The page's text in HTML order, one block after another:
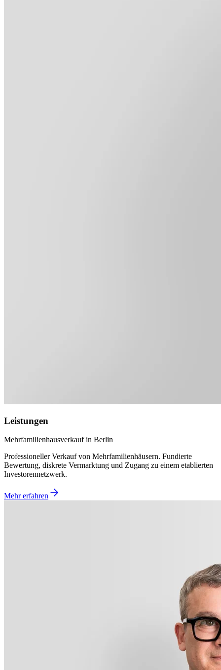
Leistungen
Mehrfamilienhausverkauf in Berlin
Professioneller Verkauf von Mehrfamilienhäusern. Fundierte
Bewertung, diskrete Vermarktung und Zugang zu einem etablierten
Investorennetzwerk.
Mehr erfahren